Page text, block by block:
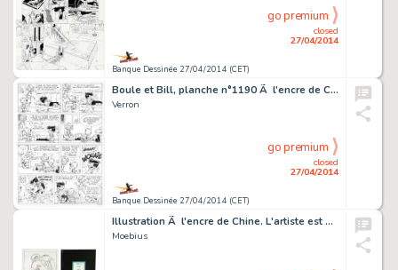
Banque Dessinée 27/04/2014 (CET)
closed
27/04/2014
go premium
Boule et Bill, planche n°1190 Ã l'encre de Chine…
Verron
Banque Dessinée 27/04/2014 (CET)
closed
27/04/2014
go premium
Illustration Ã l'encre de Chine. L'artiste est un…
Moebius